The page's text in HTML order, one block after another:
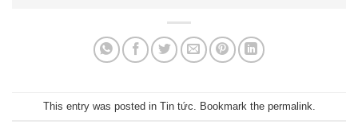
This entry was posted in Tin tức . Bookmark the permalink